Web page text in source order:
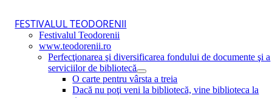
FESTIVALUL TEODORENII
Festivalul Teodorenii
www.teodorenii.ro
Perfecţionarea şi diversificarea fondului de documente şi a
serviciilor de bibliotecă
O carte pentru vârsta a treia
Dacă nu poţi veni la bibliotecă, vine biblioteca la